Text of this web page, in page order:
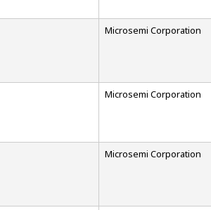
Microsemi Corporation
Microsemi Corporation
Microsemi Corporation